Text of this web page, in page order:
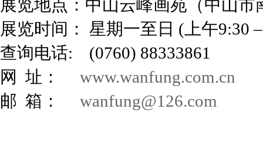
展览地点：中山云峰画苑（中山
展览时间： 星期一至日 (上午9:30
查询电话: (0760) 88333861
网 址： www.wanfung.com.cn
邮 箱： wanfung@126.com